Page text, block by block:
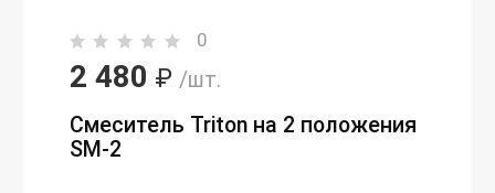
0
2 480 ₽ /шт.
Смеситель Triton на 2 положения
SM-2